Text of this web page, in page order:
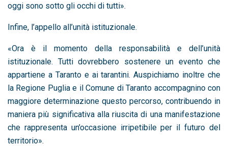
oggi sono sotto gli occhi di tutti».
Infine, l’appello all’unità istituzionale.
«Ora è il momento della responsabilità e dell’unità
istituzionale. Tutti dovrebbero sostenere un evento che
appartiene a Taranto e ai tarantini. Auspichiamo inoltre che
la Regione Puglia e il Comune di Taranto accompagnino con
maggiore determinazione questo percorso, contribuendo in
maniera più significativa alla riuscita di una manifestazione
che rappresenta un’occasione irripetibile per il futuro del
territorio».